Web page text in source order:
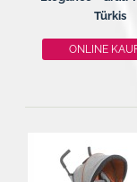
Türkis
ONLINE